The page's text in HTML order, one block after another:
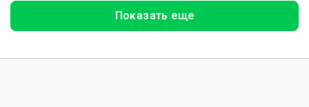
Показать еще